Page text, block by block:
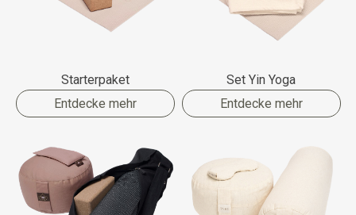
Starterpaket
Entdecke mehr
Set Yin Yoga
Entdecke mehr